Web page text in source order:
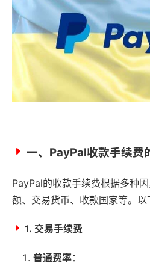
一、PayPal收款手续费
PayPal的收款手续费根据多种
额、交易货币、收款国家等。以
1. 交易手续费
普通费率：